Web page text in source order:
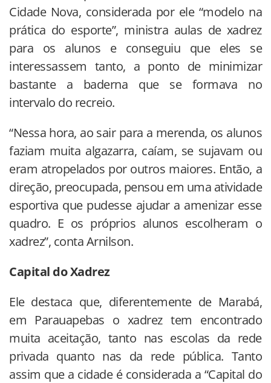
Cidade Nova, considerada por ele “modelo na
prática do esporte”, ministra aulas de xadrez
para os alunos e conseguiu que eles se
interessassem tanto, a ponto de minimizar
bastante a baderna que se formava no
intervalo do recreio.
“Nessa hora, ao sair para a merenda, os alunos
faziam muita algazarra, caíam, se sujavam ou
eram atropelados por outros maiores. Então, a
direção, preocupada, pensou em uma atividade
esportiva que pudesse ajudar a amenizar esse
quadro. E os próprios alunos escolheram o
xadrez”, conta Arnilson.
Capital do Xadrez
Ele destaca que, diferentemente de Marabá,
em Parauapebas o xadrez tem encontrado
muita aceitação, tanto nas escolas da rede
privada quanto nas da rede pública. Tanto
assim que a cidade é considerada a “Capital do